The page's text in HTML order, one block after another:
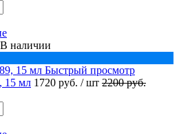
В наличии
Быстрый просмотр
15 мл 1720 руб. / шт 2200 руб.